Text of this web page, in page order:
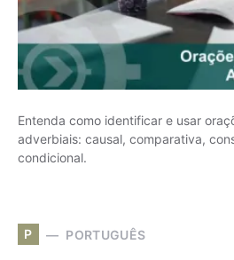
Entenda como identificar e usar
adverbiais: causal, comparativa,
condicional.
P PORTUGUÊS